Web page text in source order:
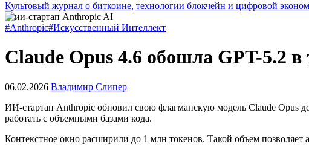
Культовый журнал о биткоине, технологии блокчейн и цифровой
#Anthropic#Искусственный Интеллект
Claude Opus 4.6 обошла GPT-5.2 в
06.02.2026 Владимир Слипер
ИИ-стартап Anthropic обновил свою флагманскую модель Claude Opus
работать с объемными базами кода.
Контекстное окно расширили до 1 млн токенов. Такой объем